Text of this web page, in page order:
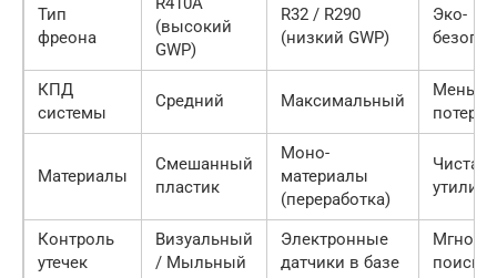
Тип
фреона
(высокий
GWP)
R32 / R290
(низкий GWP)
Эко-
КПД
системы
Средний Максимальный
Меньше
потерь
Материалы
Смешанный
пластик
Моно-
материалы
(переработка)
Чистая
Контроль
утечек
Визуальный
/ Мыльный
Электронные
датчики в базе
поиск